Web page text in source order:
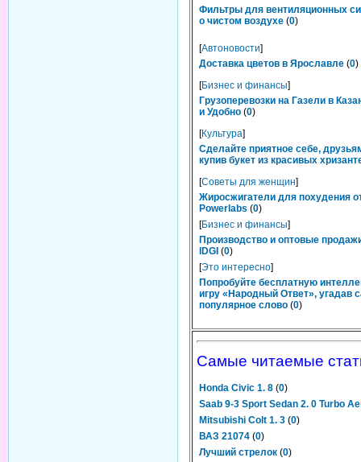
Фильтры для вентиляционных
о чистом воздухе (0)
[Автоновости]
Доставка цветов в Ярославле (0)
[Бизнес и финансы]
Грузоперевозки на Газели в
и Удобно (0)
[Культура]
Сделайте приятное себе,
купив букет из красивых
[Советы для женщин]
Жиросжигатели для похудения
Powerlabs (0)
[Бизнес и финансы]
Производство и оптовые
IDGI (0)
[Это интересно]
Попробуйте бесплатную
игру «Народный Ответ», угадав
популярное слово (0)
Самые читаемые
Honda Civic 1. 8 (0)
Saab 9-3 Sport Sedan 2. 0 Turbo
Mitsubishi Colt 1. 3 (0)
ВАЗ 21074 (0)
Лучший стрелок (0)